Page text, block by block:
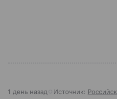
1 день назад Источник: